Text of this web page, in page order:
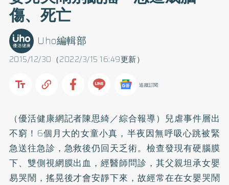
傷、死亡
2015/12/30（2022/3/15 16:49更新）
Uho編輯部
追蹤訂閱
（優活健康網記者陳思綺／綜合報導）兒虐事件層出
不窮！6個月大的女童小真，半夜因無呼吸心跳被緊
急送往急診，急救後仍回天乏術。檢查發現有硬腦膜
下、雙側視網膜出血，經醫師問診，其父親坦承女嬰
易哭鬧，搖晃後才會安靜下來，故經常在在女嬰哭鬧